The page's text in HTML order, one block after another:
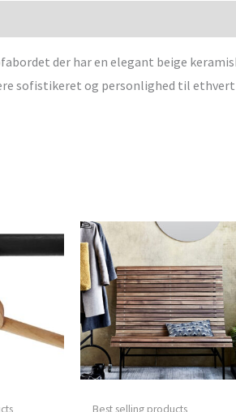
der har en elegant beige
sofistikeret og personlighed til ethvert
Best selling products